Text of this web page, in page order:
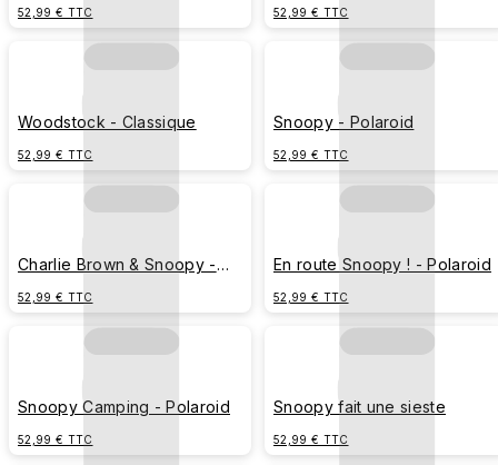
52,99 € TTC 52,99 € TTC
Woodstock - Classique
52,99 € TTC
Snoopy - Polaroid
52,99 € TTC
Charlie Brown & Snoopy -
52,99 € TTC
En route Snoopy ! - Polaroid
52,99 € TTC
Snoopy Camping - Polaroid
52,99 € TTC
Snoopy fait une sieste
52,99 € TTC